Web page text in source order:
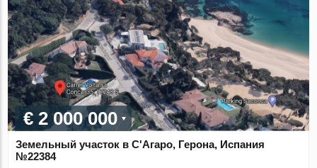
€ 2 000 000
Земельный участок в С'Агаро, Герона, Испания
№22384